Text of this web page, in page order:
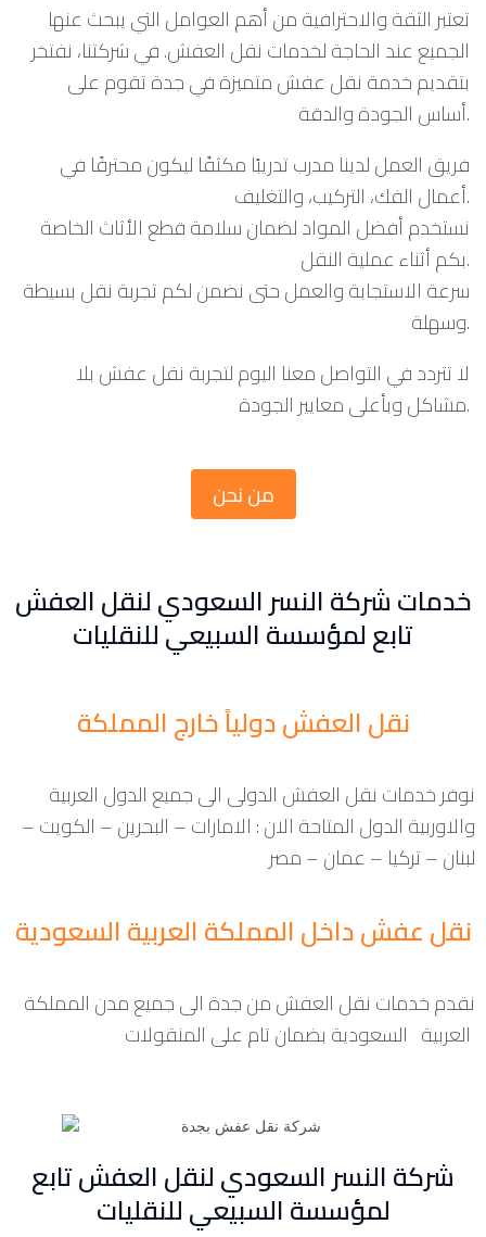
تعتبر الثقة والاحترافية من أهم العوامل التي يبحث عنها
الجميع عند الحاجة لخدمات نقل العفش. في شركتنا، نفتخر
بتقديم خدمة نقل عفش متميزة في جدة تقوم على
أساس الجودة والدقة.
أعمال الفك، التركيب، والتغليف.
نستخدم أفضل المواد لضمان سلامة قطع الأثاث الخاصة
بكم أثناء عملية النقل.
سرعة الاستجابة والعمل حتى نضمن لكم تجربة نقل بسيطة
وسهلة.
لا تتردد في التواصل معنا اليوم لتجربة نقل عفش بلا
مشاكل وبأعلى معايير الجودة.
من نحن
خدمات شركة النسر السعودي لنقل العفش
تابع لمؤسسة السبيعي للنقليات
نقل العفش دولياً خارج المملكة
نوفر خدمات نقل العفش الدولى الى جميع الدول العربية
والاوربية الدول المتاحة الان : الامارات – البحرين – الكويت –
لبنان – تركيا – عمان – مصر
نقل عفش داخل المملكة العربية السعودية
نقدم خدمات نقل العفش من جدة الى جميع مدن المملكة
شركة النسر السعودي لنقل العفش تابع
لمؤسسة السبيعي للنقليات